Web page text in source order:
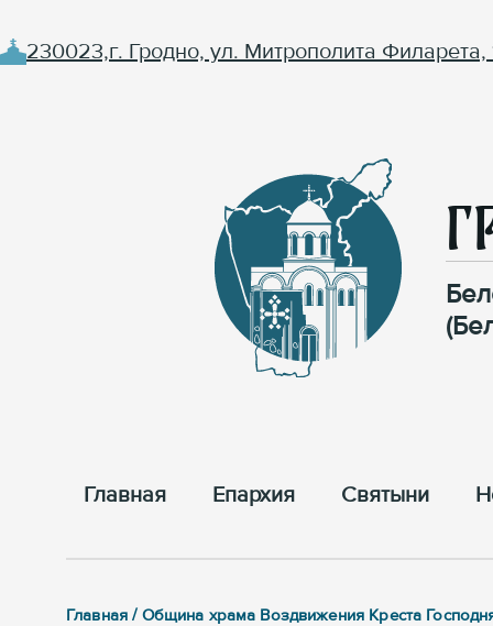
230023,г. Гродно, ул. Митрополита Филарета,
Главная Епархия Cвятыни
Главная / Община храма Воздвижения Креста